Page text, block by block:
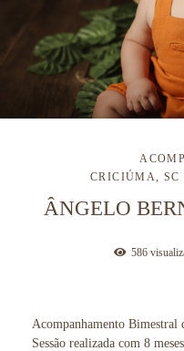
CRICIÚMA, SC
ÂNGELO
586
Acompanhamento
Sessão realizada com 8